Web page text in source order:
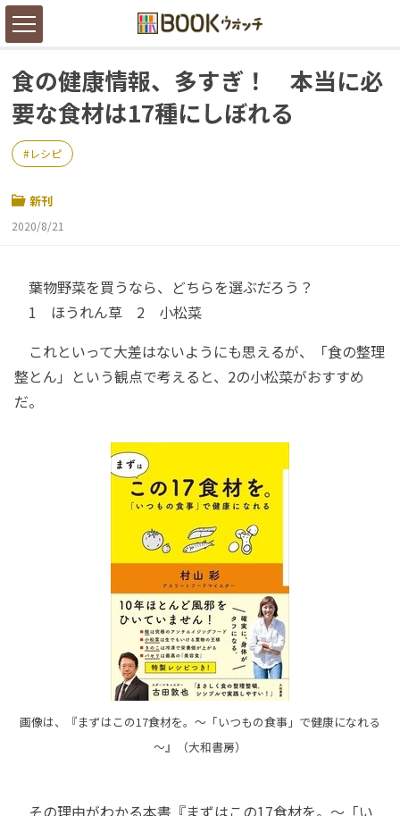
食の健康情報、多すぎ！ 本当に必
要な食材は17種にしぼれる
レシピ
新刊
2020/8/21
葉物野菜を買うなら、どちらを選ぶだろう？
1 ほうれん草 2 小松菜
これといって大差はないようにも思えるが、「食の整理
整とん」という観点で考えると、2の小松菜がおすすめ
だ。
画像は、『まずはこの17食材を。～「いつもの食事」で健康になれる
～』（大和書房）
その理由がわかる本書『まずはこの17食材を。～「い